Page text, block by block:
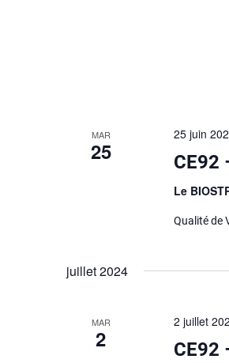
MAR
25
25 juin
CE92
Le
Qualité de
juillet 2024
MAR
2
2 juillet
CE92